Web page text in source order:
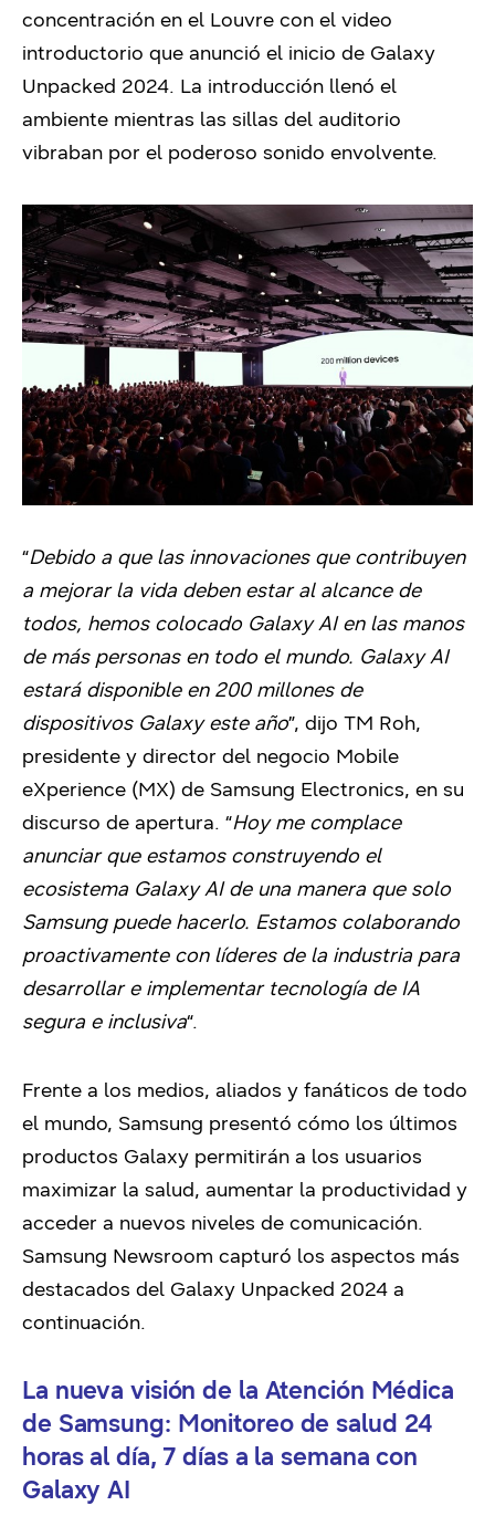
concentración en el Louvre con el video
introductorio que anunció el inicio de Galaxy
Unpacked 2024. La introducción llenó el
ambiente mientras las sillas del auditorio
vibraban por el poderoso sonido envolvente.
“Debido a que las innovaciones que contribuyen
a mejorar la vida deben estar al alcance de
todos, hemos colocado Galaxy AI en las manos
de más personas en todo el mundo. Galaxy AI
estará disponible en 200 millones de
dispositivos Galaxy este año”, dijo TM Roh,
presidente y director del negocio Mobile
eXperience (MX) de Samsung Electronics, en su
discurso de apertura. “Hoy me complace
anunciar que estamos construyendo el
ecosistema Galaxy AI de una manera que solo
Samsung puede hacerlo. Estamos colaborando
proactivamente con líderes de la industria para
desarrollar e implementar tecnología de IA
segura e inclusiva“.
Frente a los medios, aliados y fanáticos de todo
el mundo, Samsung presentó cómo los últimos
productos Galaxy permitirán a los usuarios
maximizar la salud, aumentar la productividad y
acceder a nuevos niveles de comunicación.
Samsung Newsroom capturó los aspectos más
destacados del Galaxy Unpacked 2024 a
continuación.
La nueva visión de la Atención Médica
de Samsung: Monitoreo de salud 24
horas al día, 7 días a la semana con
Galaxy AI